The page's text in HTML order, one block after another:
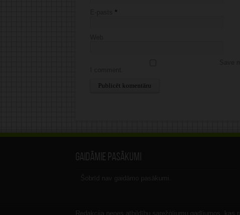
*
Gaidāmie pasākumi
Šobrīd nav gaidāmo pasākumi.
Redakcija nenes atbildību sarežģījumu gadījumos, kas